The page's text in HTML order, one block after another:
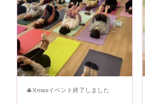
🎄Xmasイベント終了しました